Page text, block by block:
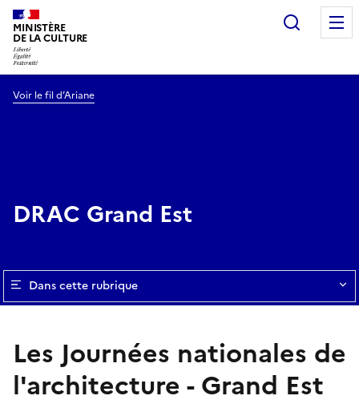
MINISTÈRE
DE LA CULTURE
Voir le fil d’Ariane
DRAC Grand Est
Dans cette rubrique
Les Journées nationales de
l'architecture - Grand Est